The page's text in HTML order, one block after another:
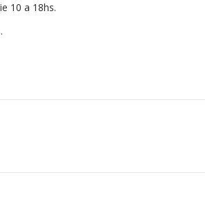
10 a 18hs.